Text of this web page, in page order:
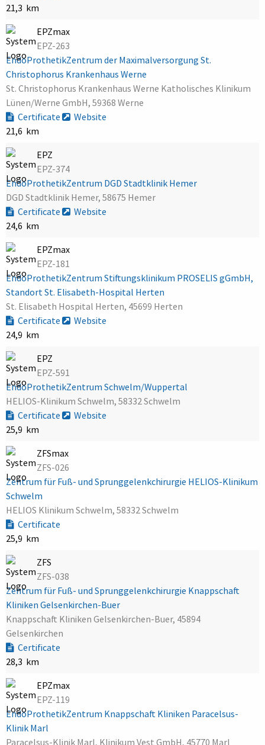
21,3 km
EPZmax
EPZ-263
EndoProthetikZentrum der Maximalversorgung St.
Christophorus Krankenhaus Werne
St. Christophorus Krankenhaus Werne Katholisches Klinikum
Lünen/Werne GmbH, 59368 Werne
Certificate
Website
21,6 km
EPZ
EPZ-374
EndoProthetikZentrum DGD Stadtklinik Hemer
DGD Stadtklinik Hemer, 58675 Hemer
Certificate
Website
24,6 km
EPZmax
EPZ-181
EndoProthetikZentrum Stiftungsklinikum PROSELIS gGmbH,
Standort St. Elisabeth-Hospital Herten
St. Elisabeth Hospital Herten, 45699 Herten
Certificate
Website
24,9 km
EPZ
EPZ-591
EndoProthetikZentrum Schwelm/Wuppertal
HELIOS-Klinikum Schwelm, 58332 Schwelm
Certificate
Website
25,9 km
ZFSmax
ZFS-026
Zentrum für Fuß- und Sprunggelenkchirurgie HELIOS-Klinikum
Schwelm
HELIOS Klinikum Schwelm, 58332 Schwelm
Certificate
25,9 km
ZFS
ZFS-038
Zentrum für Fuß- und Sprunggelenkchirurgie Knappschaft
Kliniken Gelsenkirchen-Buer
Knappschaft Kliniken Gelsenkirchen-Buer, 45894
Gelsenkirchen
Certificate
28,3 km
EPZmax
EPZ-119
EndoProthetikZentrum Knappschaft Kliniken Paracelsus-
Klinik Marl
Paracelsus-Klinik Marl, Klinikum Vest GmbH, 45770 Marl